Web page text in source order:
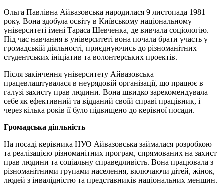
Ольга Павлівна Айвазовська народилася 9 листопада 1981
року. Вона здобула освіту в Київському національному
університеті імені Тараса Шевченка, де вивчала соціологію.
Під час навчання в університеті вона почала брати участь у
громадській діяльності, приєднуючись до різноманітних
студентських ініціатив та волонтерських проектів.
Після закінчення університету Айвазовська
працевлаштувалася в неурядовій організації, що працює в
галузі захисту прав людини. Вона швидко зарекомендувала
себе як ефективний та відданий своїй справі працівник, і
через кілька років її було підвищено до керівної посади.
Громадська діяльність
На посаді керівника НУО Айвазовська займалася розробкою
та реалізацією різноманітних програм, спрямованих на захист
прав людини та соціальну справедливість. Вона працювала з
різноманітними групами населення, включаючи дітей, жінок,
людей з інвалідністю та представників національних меншин.